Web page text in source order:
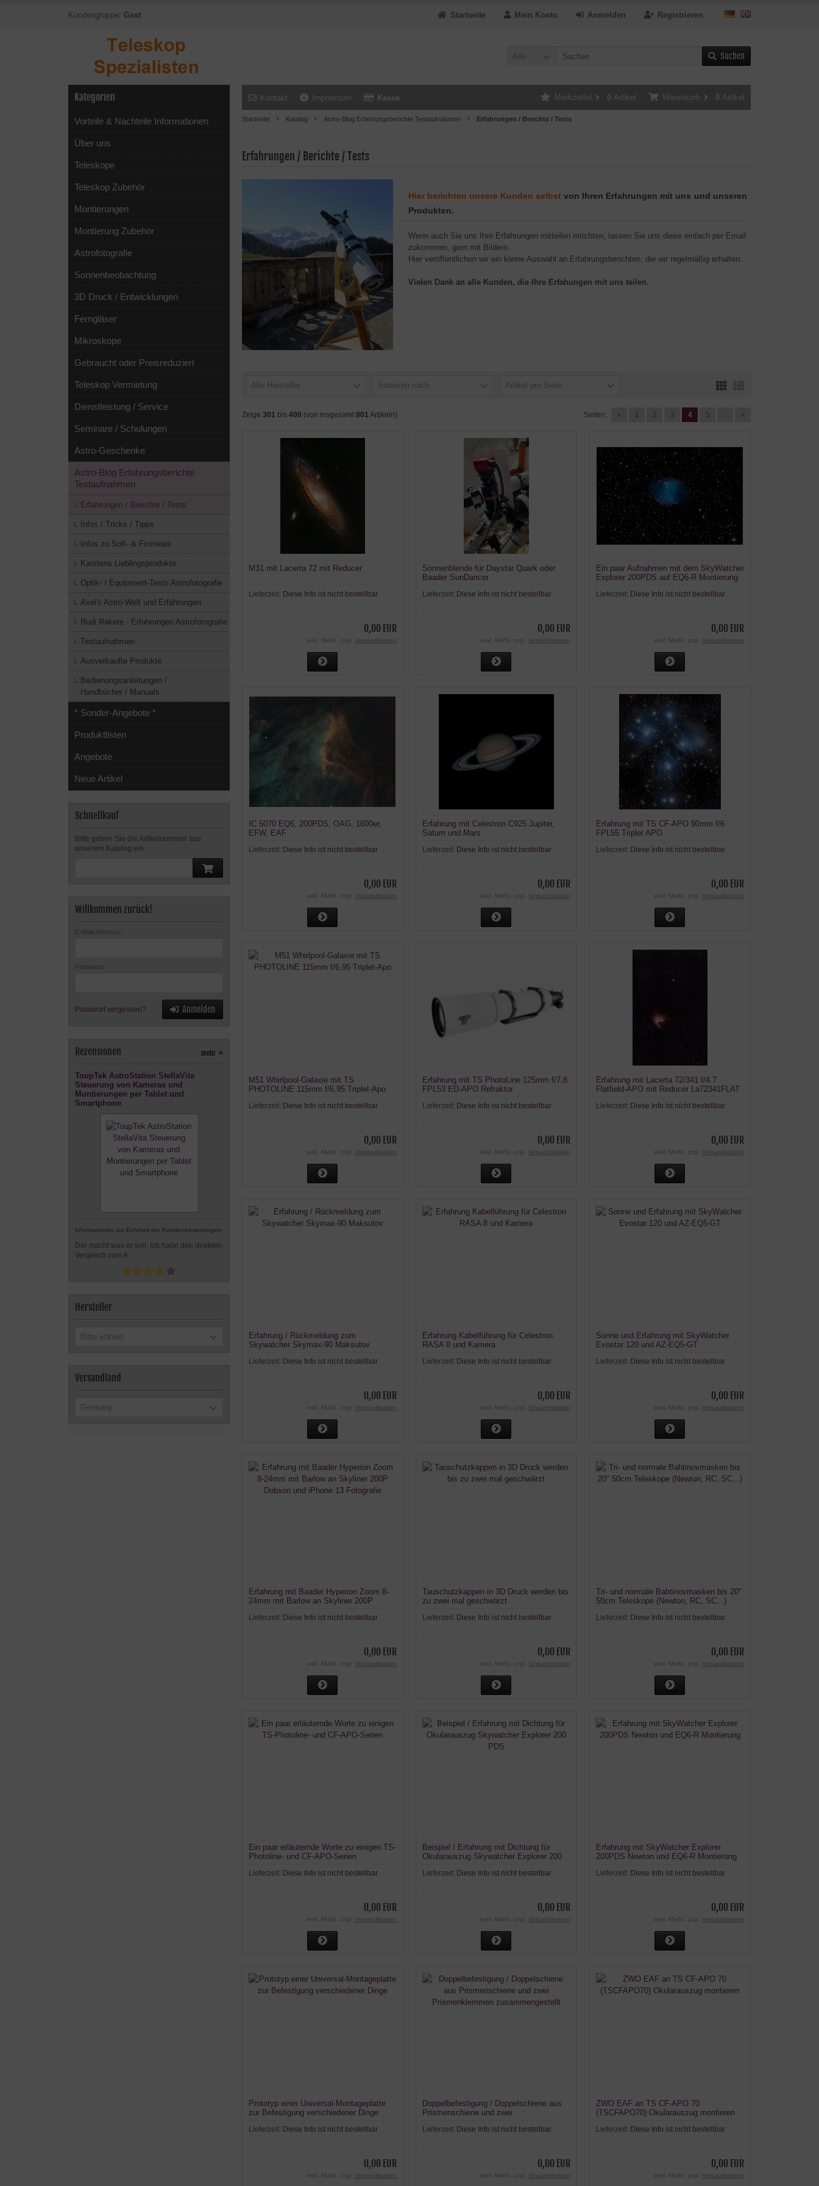
Kundengruppe: Gast Registrieren
Anmelden
Mein Konto
Startseite
Alle Suchen
Kontakt Impressum Kasse Warenkorb 0 Artikel
Merkzettel 0 Artikel
Startseite Katalog Astro-Blog Erfahrungsberichte Testaufnahmen Erfahrungen / Berichte / Tests
Erfahrungen / Berichte / Tests
Hier berichten unsere Kunden selbst von Ihren Erfahrungen mit uns und unseren
Produkten.
Wenn auch Sie uns Ihre Erfahrungen mitteilen möchten, lassen Sie uns diese einfach per Email
zukommen, gern mit Bildern.
Hier veröffentlichen wir ein kleine Auswahl an Erfahrungsberichten, die wir regelmäßig erhalten.
Vielen Dank an alle Kunden, die Ihre Erfahungen mit uns teilen.
Alle Hersteller Sortieren nach ... Artikel pro Seite
Zeige 301 bis 400 (von insgesamt 801 Artikeln) Seiten: « 1 2 3 4 5 ... »
M31 mit Lacerta 72 mit Reducer
Lieferzeit: Diese Info ist nicht bestellbar
0,00 EUR
exkl. MwSt. zzgl. Versandkosten
Sonnenblende für Daystar Quark oder
Baader SunDancer
Lieferzeit: Diese Info ist nicht bestellbar
0,00 EUR
exkl. MwSt. zzgl. Versandkosten
Ein paar Aufnahmen mit dem SkyWatcher
Explorer 200PDS auf EQ6-R Montierung
Lieferzeit: Diese Info ist nicht bestellbar
0,00 EUR
exkl. MwSt. zzgl. Versandkosten
IC 5070 EQ6, 200PDS, OAG, 1600er,
EFW, EAF
Lieferzeit: Diese Info ist nicht bestellbar
0,00 EUR
exkl. MwSt. zzgl. Versandkosten
Erfahrung mit Celestron C925 Jupiter,
Saturn und Mars
Lieferzeit: Diese Info ist nicht bestellbar
0,00 EUR
exkl. MwSt. zzgl. Versandkosten
Erfahrung mit TS CF-APO 90mm f/6
FPL55 Triplet APO
Lieferzeit: Diese Info ist nicht bestellbar
0,00 EUR
exkl. MwSt. zzgl. Versandkosten
M51 Whirlpool-Galaxie mit TS
PHOTOLINE 115mm f/6,95 Triplet-Apo
Lieferzeit: Diese Info ist nicht bestellbar
0,00 EUR
exkl. MwSt. zzgl. Versandkosten
Erfahrung mit TS PhotoLine 125mm f/7,8
FPL53 ED-APO Refraktor
Lieferzeit: Diese Info ist nicht bestellbar
0,00 EUR
exkl. MwSt. zzgl. Versandkosten
Erfahrung mit Lacerta 72/341 f/4.7
Flatfield-APO mit Reducer La72341FLAT
Lieferzeit: Diese Info ist nicht bestellbar
0,00 EUR
exkl. MwSt. zzgl. Versandkosten
Erfahrung / Rückmeldung zum
Skywatcher Skymax-90 Maksutov
Lieferzeit: Diese Info ist nicht bestellbar
0,00 EUR
exkl. MwSt. zzgl. Versandkosten
Erfahrung Kabelführung für Celestron
RASA 8 und Kamera
Lieferzeit: Diese Info ist nicht bestellbar
0,00 EUR
exkl. MwSt. zzgl. Versandkosten
Sonne und Erfahrung mit SkyWatcher
Evostar 120 und AZ-EQ5-GT
Lieferzeit: Diese Info ist nicht bestellbar
0,00 EUR
exkl. MwSt. zzgl. Versandkosten
Erfahrung mit Baader Hyperion Zoom 8-
24mm mit Barlow an Skyliner 200P
Lieferzeit: Diese Info ist nicht bestellbar
0,00 EUR
exkl. MwSt. zzgl. Versandkosten
Tauschutzkappen in 3D Druck werden bis
zu zwei mal geschwärzt
Lieferzeit: Diese Info ist nicht bestellbar
0,00 EUR
exkl. MwSt. zzgl. Versandkosten
Tri- und normale Bahtinovmasken bis 20"
50cm Teleskope (Newton, RC, SC...)
Lieferzeit: Diese Info ist nicht bestellbar
0,00 EUR
exkl. MwSt. zzgl. Versandkosten
Ein paar erläuternde Worte zu einigen TS-
Photoline- und CF-APO-Serien
Lieferzeit: Diese Info ist nicht bestellbar
0,00 EUR
exkl. MwSt. zzgl. Versandkosten
Beispiel / Erfahrung mit Dichtung für
Okularauszug Skywatcher Explorer 200
Lieferzeit: Diese Info ist nicht bestellbar
0,00 EUR
exkl. MwSt. zzgl. Versandkosten
Erfahrung mit SkyWatcher Explorer
200PDS Newton und EQ6-R Montierung
Lieferzeit: Diese Info ist nicht bestellbar
0,00 EUR
exkl. MwSt. zzgl. Versandkosten
Prototyp einer Universal-Montageplatte
zur Befestigung verschiedener Dinge
Lieferzeit: Diese Info ist nicht bestellbar
0,00 EUR
exkl. MwSt. zzgl. Versandkosten
Doppelbefestigung / Doppelschiene aus
Prismenschiene und zwei
Lieferzeit: Diese Info ist nicht bestellbar
0,00 EUR
exkl. MwSt. zzgl. Versandkosten
ZWO EAF an TS CF-APO 70
(TSCFAPO70) Okularauszug montieren
Lieferzeit: Diese Info ist nicht bestellbar
0,00 EUR
exkl. MwSt. zzgl. Versandkosten
Kategorien
Vorteile & Nachteile Informationen
Über uns
Teleskope
Teleskop Zubehör
Montierungen
Montierung Zubehör
Astrofotografie
Sonnenbeobachtung
3D Druck / Entwicklungen
Ferngläser
Mikroskope
Gebraucht oder Preisreduziert
Teleskop Vermietung
Dienstleistung / Service
Seminare / Schulungen
Astro-Geschenke
Astro-Blog Erfahrungsberichte
Testaufnahmen
Erfahrungen / Berichte / Tests
Infos / Tricks / Tipps
Infos zu Soft- & Firmware
Karstens Lieblingsprodukte
Optik- / Equipment-Tests Astrofotografie
Axel's Astro-Welt und Erfahrungen
Rudi Rakete - Erfahrungen Astrofotografie
Testaufnahmen
Ausverkaufte Produkte
Bedienungsanleitungen /
Handbücher / Manuals
* Sonder-Angebote *
Produktlisten
Angebote
Neue Artikel
Schnellkauf
Bitte geben Sie die Artikelnummer aus
unserem Katalog ein.
Willkommen zurück!
E-Mail-Adresse:
Passwort:
Passwort vergessen? Anmelden
Rezensionen mehr »
ToupTek AstroStation StellaVita
Steuerung von Kameras und
Montierungen per Tablet und
Smartphone
Informationen zur Echtheit der Kundenbewertungen
Der macht was er soll. Ich habe den direkten
Vergleich zum A
Hersteller
Bitte wählen
Versandland
Germany